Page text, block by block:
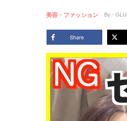
美容・ファッション By -
Share